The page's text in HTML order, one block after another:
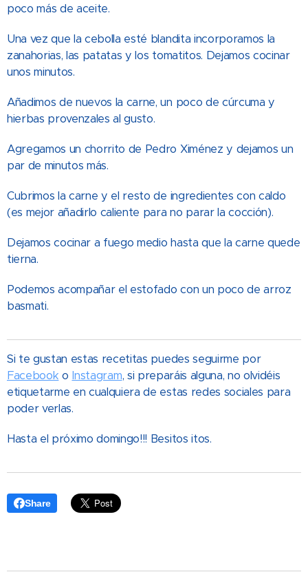
poco más de aceite.
Una vez que la cebolla esté blandita incorporamos la
zanahorias, las patatas y los tomatitos. Dejamos cocinar
unos minutos.
Añadimos de nuevos la carne, un poco de cúrcuma y
hierbas provenzales al gusto.
Agregamos un chorrito de Pedro Ximénez y dejamos un
par de minutos más.
Cubrimos la carne y el resto de ingredientes con caldo
(es mejor añadirlo caliente para no parar la cocción).
Dejamos cocinar a fuego medio hasta que la carne quede
tierna.
Podemos acompañar el estofado con un poco de arroz
basmati.
Si te gustan estas recetitas puedes seguirme por
Facebook o Instagram, si preparáis alguna, no olvidéis
etiquetarme en cualquiera de estas redes sociales para
poder verlas.
Hasta el próximo domingo!!! Besitos itos.
Share